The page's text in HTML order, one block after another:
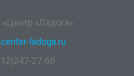
«Ладога»
ladoga.ru
27-60